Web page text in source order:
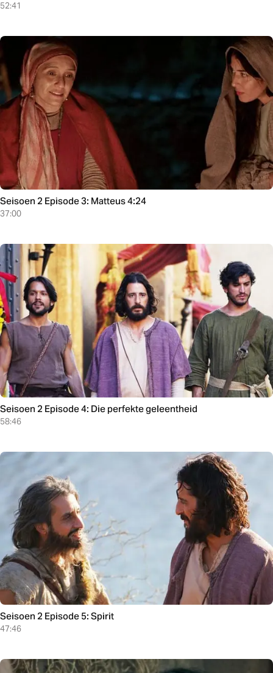
52:41
Seisoen 2 Episode 3: Matteus 4:24
37:00
Seisoen 2 Episode 4: Die perfekte geleentheid
58:46
Seisoen 2 Episode 5: Spirit
47:46